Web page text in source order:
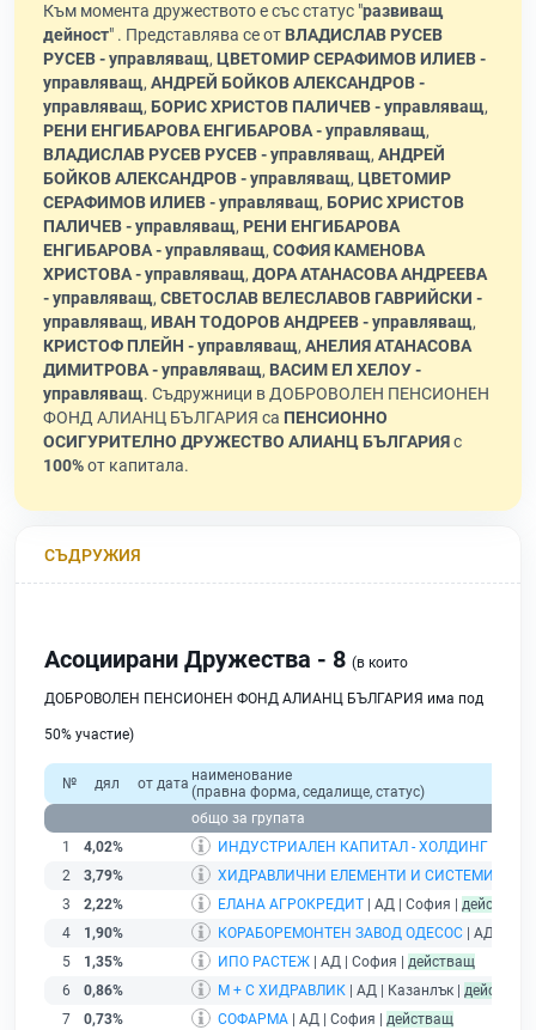
Към момента дружеството е със статус "развиващ
дейност" . Представлява се от ВЛАДИСЛАВ РУСЕВ
РУСЕВ - управляващ, ЦВЕТОМИР СЕРАФИМОВ ИЛИЕВ -
управляващ, АНДРЕЙ БОЙКОВ АЛЕКСАНДРОВ -
управляващ, БОРИС ХРИСТОВ ПАЛИЧЕВ - управляващ,
РЕНИ ЕНГИБАРОВА ЕНГИБАРОВА - управляващ,
ВЛАДИСЛАВ РУСЕВ РУСЕВ - управляващ, АНДРЕЙ
БОЙКОВ АЛЕКСАНДРОВ - управляващ, ЦВЕТОМИР
СЕРАФИМОВ ИЛИЕВ - управляващ, БОРИС ХРИСТОВ
ПАЛИЧЕВ - управляващ, РЕНИ ЕНГИБАРОВА
ЕНГИБАРОВА - управляващ, СОФИЯ КАМЕНОВА
ХРИСТОВА - управляващ, ДОРА АТАНАСОВА АНДРЕЕВА
- управляващ, СВЕТОСЛАВ ВЕЛЕСЛАВОВ ГАВРИЙСКИ -
управляващ, ИВАН ТОДОРОВ АНДРЕЕВ - управляващ,
КРИСТОФ ПЛЕЙН - управляващ, АНЕЛИЯ АТАНАСОВА
ДИМИТРОВА - управляващ, ВАСИМ ЕЛ ХЕЛОУ -
управляващ. Съдружници в ДОБРОВОЛЕН ПЕНСИОНЕН
ФОНД АЛИАНЦ БЪЛГАРИЯ са ПЕНСИОННО
ОСИГУРИТЕЛНО ДРУЖЕСТВО АЛИАНЦ БЪЛГАРИЯс
100%от капитала.
СЪДРУЖИЯ
Асоциирани Дружества - 8 (в които
ДОБРОВОЛЕН ПЕНСИОНЕН ФОНД АЛИАНЦ БЪЛГАРИЯ има под
50% участие)
№ дял от дата наименование
(правна форма, седалище, статус)
общо за групата
1
4,02% ИНДУСТРИАЛЕН КАПИТАЛ - ХОЛДИНГ
2
3,79%
ХИДРАВЛИЧНИ ЕЛЕМЕНТИ И СИСТЕМИ /ХЕС/
3
2,22% ЕЛАНА АГРОКРЕДИТ | АД | София | действащ
4
1,90% КОРАБОРЕМОНТЕН ЗАВОД ОДЕСОС | АД |
5
1,35% ИПО РАСТЕЖ | АД | София | действащ
6
0,86% М + С ХИДРАВЛИК | АД | Казанлък | действащ
7
0,73% СОФАРМА | АД | София | действащ